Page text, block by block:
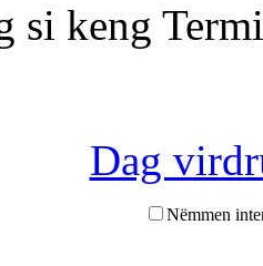
si keng
Dag
Nëmmen